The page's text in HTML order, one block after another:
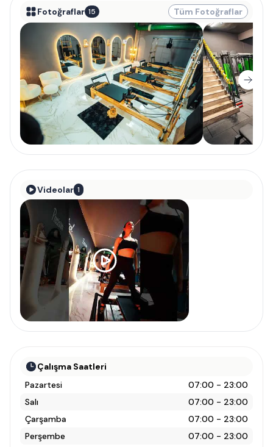
Fotoğraflar 15 Tüm Fotoğraflar
Videolar 1
Çalışma Saatleri
Pazartesi
07:00 - 23:00
Salı
07:00 - 23:00
Çarşamba
07:00 - 23:00
Perşembe
07:00 - 23:00